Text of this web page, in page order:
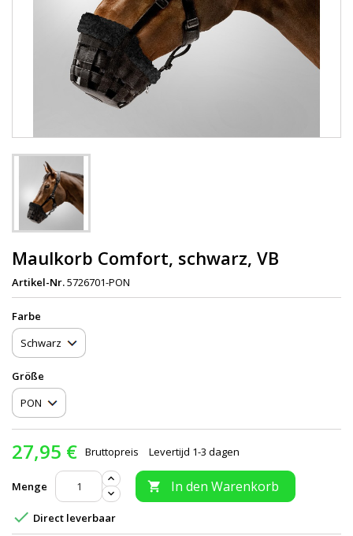
Maulkorb Comfort, schwarz, VB
Artikel-Nr.5726701-PON
Farbe
Größe
27,95 € Bruttopreis Levertijd 1-3 dagen
Menge  In den Warenkorb
 Direct leverbaar